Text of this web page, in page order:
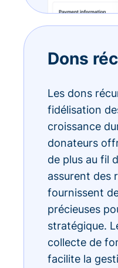
Dons
Les dons
fidélisation
croissance
donateurs
de plus au fil
assurent des
fournissent
précieuses
stratégique.
collecte de
facilite la